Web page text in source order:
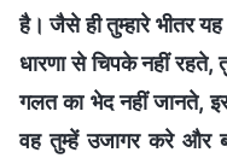
है। जैसे ही तुम्‍हारे भीतर
धारणा से चिपके नहीं रहते,
गलत का भेद नहीं जानते,
वह तुम्‍हें उजागर करे और